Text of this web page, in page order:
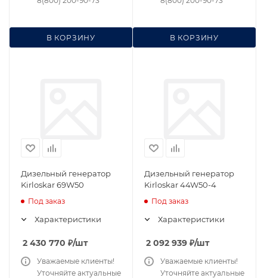
В КОРЗИНУ В КОРЗИНУ
Дизельный генератор
Kirloskar 69W50
Под заказ
Характеристики
2 430 770 ₽/шт
Уважаемые клиенты!
Уточняйте актуальные
Дизельный генератор
Kirloskar 44W50-4
Под заказ
Характеристики
2 092 939 ₽/шт
Уважаемые клиенты!
Уточняйте актуальные